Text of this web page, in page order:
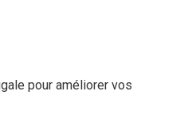
pour améliorer vos